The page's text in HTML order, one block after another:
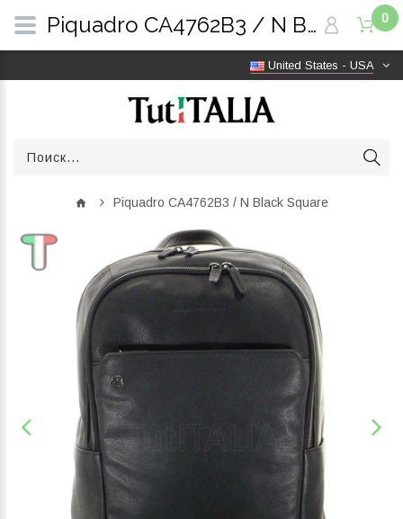
United States - USA
0
Piquadro CA4762B3 / N Black Square
Piquadro CA4762B3 / N Black Square | TutITALIA